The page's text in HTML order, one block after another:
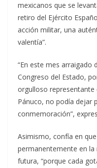
mexicanos que se
retiro del Ejército
acción militar, una
valentía”.
“En este mes
Congreso del Estado,
orgulloso
Pánuco, no podía dejar
conmemoración”,
Asimismo, confía en
permanentemente en
futura, “porque cada